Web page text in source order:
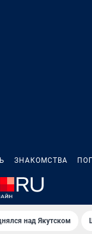
ЗНАКОМСТВА
над Якутском